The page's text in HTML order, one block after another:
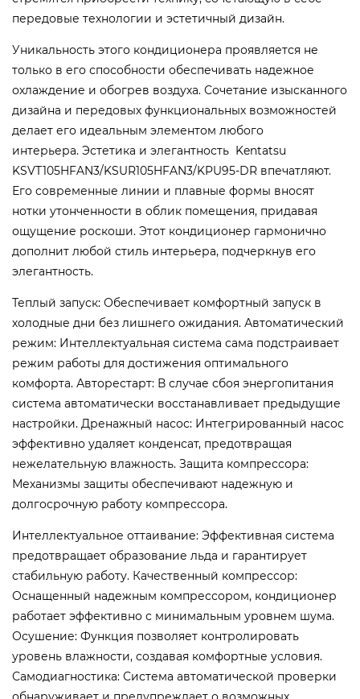
передовые технологии и эстетичный дизайн.
Уникальность этого кондиционера проявляется не
только в его способности обеспечивать надежное
охлаждение и обогрев воздуха. Сочетание изысканного
дизайна и передовых функциональных возможностей
делает его идеальным элементом любого
интерьера. Эстетика и элегантность Kentatsu
KSVT105HFAN3/KSUR105HFAN3/KPU95-DR впечатляют.
Его современные линии и плавные формы вносят
нотки утонченности в облик помещения, придавая
ощущение роскоши. Этот кондиционер гармонично
дополнит любой стиль интерьера, подчеркнув его
элегантность.
Теплый запуск: Обеспечивает комфортный запуск в
холодные дни без лишнего ожидания. Автоматический
режим: Интеллектуальная система сама подстраивает
режим работы для достижения оптимального
комфорта. Авторестарт: В случае сбоя энергопитания
система автоматически восстанавливает предыдущие
настройки. Дренажный насос: Интегрированный насос
эффективно удаляет конденсат, предотвращая
нежелательную влажность. Защита компрессора:
Механизмы защиты обеспечивают надежную и
долгосрочную работу компрессора.
Интеллектуальное оттаивание: Эффективная система
предотвращает образование льда и гарантирует
стабильную работу. Качественный компрессор:
Оснащенный надежным компрессором, кондиционер
работает эффективно с минимальным уровнем шума.
Осушение: Функция позволяет контролировать
уровень влажности, создавая комфортные условия.
Самодиагностика: Система автоматической проверки